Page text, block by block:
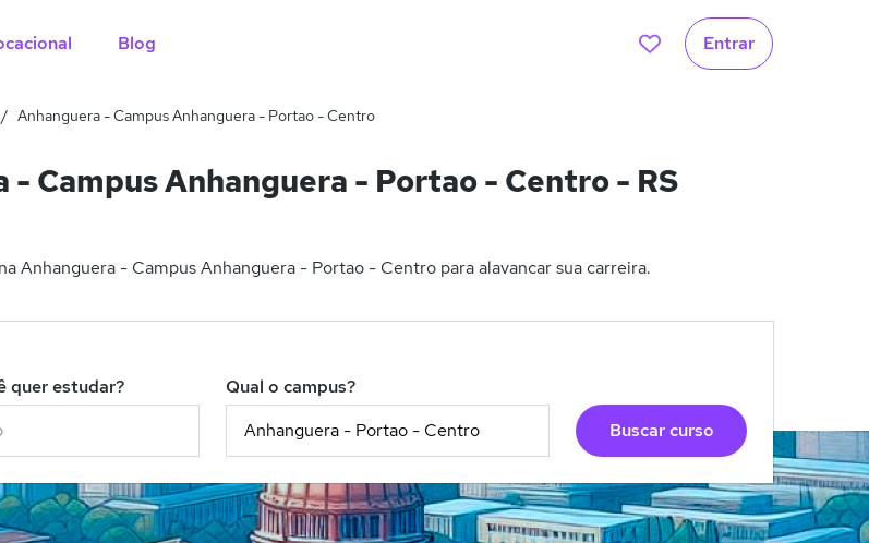
Blog Entrar
Anhanguera - Campus Anhanguera - Portao - Centro
- Campus Anhanguera - Portao - Centro - RS
Anhanguera - Campus Anhanguera - Portao - Centro para alavancar sua carreira.
quer estudar?
Qual o campus?
Buscar curso